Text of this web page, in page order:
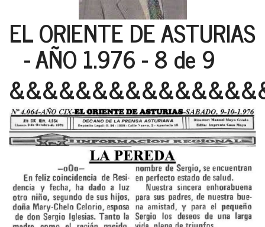
EL ORIENTE DE ASTURIAS
- AÑO 1.976 - 8 de 9